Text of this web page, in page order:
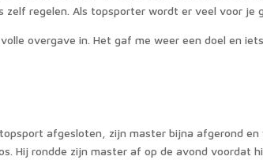
regelen. Als topsporter wordt er veel voor je
overgave in. Het gaf me weer een doel en
afgesloten, zijn master bijna afgerond
Hij rondde zijn master af op de avond